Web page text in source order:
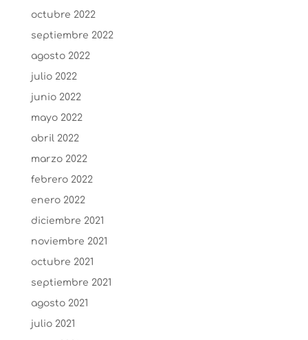
octubre 2022
septiembre 2022
agosto 2022
julio 2022
junio 2022
mayo 2022
abril 2022
marzo 2022
febrero 2022
enero 2022
diciembre 2021
noviembre 2021
octubre 2021
septiembre 2021
agosto 2021
julio 2021